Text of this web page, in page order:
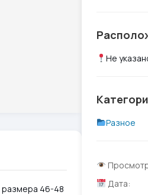
размера 46-48
Не
Разное
Дата: